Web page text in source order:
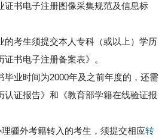
证书电子注册图像采集规范及信息标
的考生须提交本人专科（或以上）学历
书电子注册备案表》。
毕业时间为2000年及之前年度的，还需
认证报告》和《教育部学籍在线验证报
理疆外考籍转入的考生，须提交相应转